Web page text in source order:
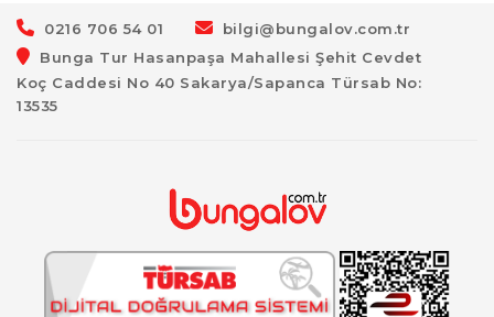
0216 706 54 01
bilgi@bungalov.com.tr
Bunga Tur Hasanpaşa Mahallesi Şehit Cevdet
Koç Caddesi No 40 Sakarya/Sapanca Türsab No:
13535